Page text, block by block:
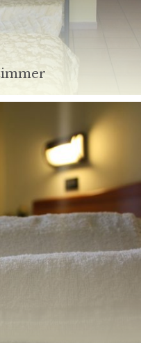
und Komfort ausgelegt
oder wieder